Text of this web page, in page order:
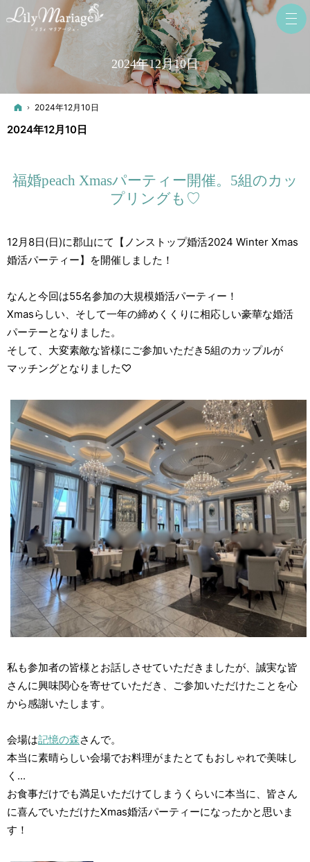
2024年12月10日
ホーム
2024年12月10日
2024年12月10日
福婚peach Xmasパーティー開催。5組のカッ
プリングも♡
12月8日(日)に郡山にて【ノンストップ婚活2024 Winter Xmas
婚活パーティー】を開催しました！
なんと今回は55名参加の大規模婚活パーティー！
Xmasらしい、そして一年の締めくくりに相応しい豪華な婚活
パーテーとなりました。
そして、大変素敵な皆様にご参加いただき5組のカップルが
マッチングとなりました♡
私も参加者の皆様とお話しさせていただきましたが、誠実な皆
さんに興味関心を寄せていただき、ご参加いただけたことを心
から感謝いたします。
会場は記憶の森さんで。
本当に素晴らしい会場でお料理がまたとてもおしゃれで美味し
く...
お食事だけでも満足いただけてしまうくらいに本当に、皆さん
に喜んでいただけたXmas婚活パーティーになったかと思いま
す！